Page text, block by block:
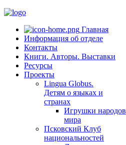
Главная
Информация об отделе
Контакты
Книги. Авторы. Выставки
Ресурсы
Проекты
Lingua Globus.
Детям о языках и
странах
Игрушки народов
мира
Псковский Клуб
национальностей